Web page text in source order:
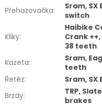
Přehazovačka:
Sram, SX
switch
Kliky:
Haibike
Crank
38 teeth
Kazeta:
Sram,
teeth
Řetěz:
Sram, SX
Brzdy:
TRP,
brakes